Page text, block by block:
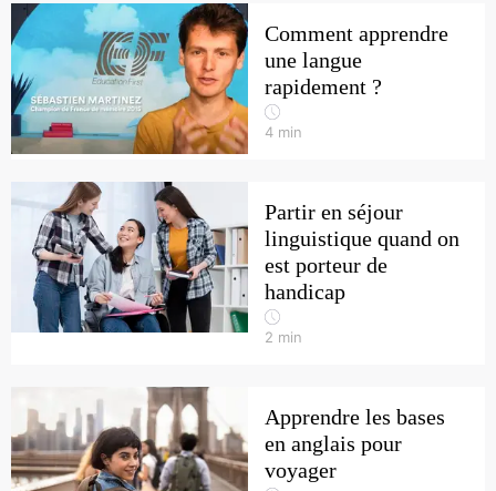
Comment apprendre
une langue
rapidement ?
4 min
Partir en séjour
linguistique quand on
est porteur de
handicap
2 min
Apprendre les bases
en anglais pour
voyager